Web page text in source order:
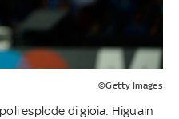
©Getty Images
esplode di gioia: Higuain